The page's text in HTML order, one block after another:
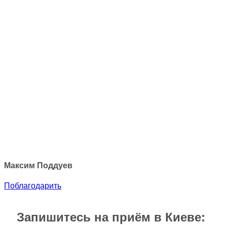
Максим Поддуев
Поблагодарить
Запишитесь на приём в Киеве: